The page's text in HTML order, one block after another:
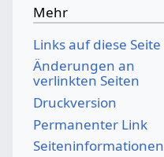
Mehr
Links auf diese Seite
Änderungen an
verlinkten Seiten
Druckversion
Permanenter Link
Seiten­­informationen